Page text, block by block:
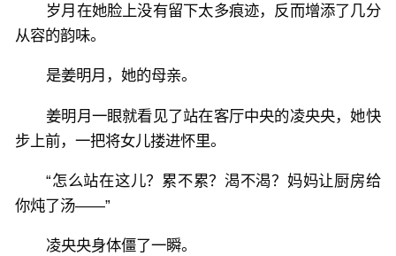
岁月在她脸上没有留下太多痕迹，反而增添了几分
从容的韵味。
是姜明月，她的母亲。
姜明月一眼就看见了站在客厅中央的凌央央，她快
步上前，一把将女儿搂进怀里。
“怎么站在这儿？累不累？渴不渴？妈妈让厨房给
你炖了汤——”
凌央央身体僵了一瞬。